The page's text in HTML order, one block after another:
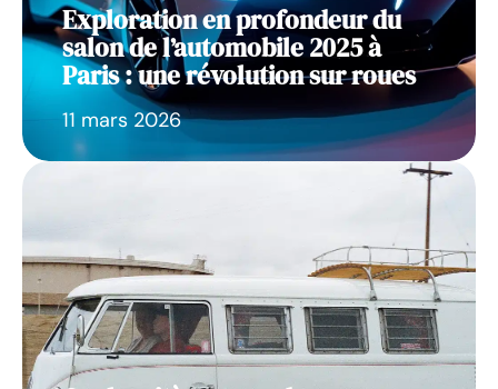
Exploration en profondeur du
salon de l’automobile 2025 à
Paris : une révolution sur roues
11 mars 2026